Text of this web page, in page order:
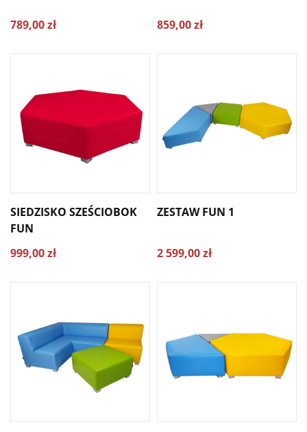
789,00 zł 859,00 zł
SIEDZISKO SZEŚCIOBOK
FUN
999,00 zł
ZESTAW FUN 1
2 599,00 zł